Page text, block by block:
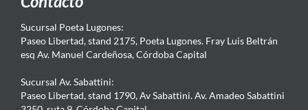
Sucursal Poeta Lugones:
Paseo Libertad, stand 2175, Poeta Lugones. Fray Luis Beltrán
esq Av. Manuel Cardeñosa, Córdoba Capital
Sucursal Av. Sabattini:
Paseo Libertad, stand 1790, Av Sabattini. Av. Amadeo Sabattini